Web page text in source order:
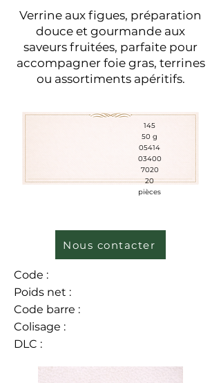
Verrine aux figues, préparation
douce et gourmande aux
saveurs fruitées, parfaite pour
accompagner foie gras, terrines
ou assortiments apéritifs.
145
50 g
05414
03400
7020
20
pièces
Nous contacter
Code :
Poids net :
Code barre :
Colisage :
DLC :